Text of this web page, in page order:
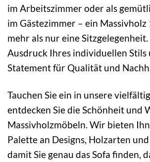
im Arbeitszimmer oder als
im Gästezimmer – ein Massivholz
mehr als nur eine Sitzgelegenheit.
Ausdruck Ihres individuellen Stils
Statement für Qualität und
Tauchen Sie ein in unsere
entdecken Sie die Schönheit und
Massivholzmöbeln. Wir bieten
Palette an Designs, Holzarten
damit Sie genau das Sofa finden,